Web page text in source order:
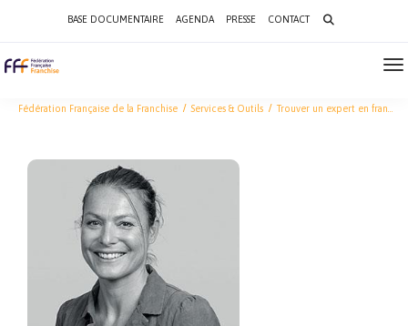
BASE DOCUMENTAIRE AGENDA PRESSE CONTACT
Search
for:
Fédération Française de la Franchise Services & Outils Trouver un expert en franchise